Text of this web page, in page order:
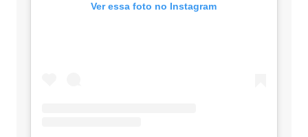
Ver essa foto no Instagram